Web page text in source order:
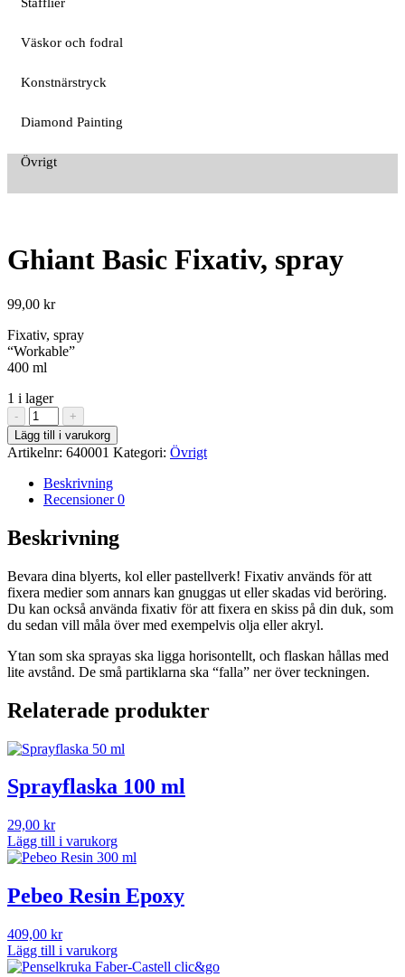
Väskor och fodral
Konstnärstryck
Diamond Painting
Övrigt
Ghiant Basic Fixativ, spray
99,00 kr
Fixativ, spray
“Workable”
400 ml
1 i lager
-
Ghiant
Basic
Fixativ,
spray
mängd
+
Lägg till i varukorg
Artikelnr: 640001 Kategori: Övrigt
Beskrivning
Recensioner0
Beskrivning
Bevara dina blyerts, kol eller pastellverk! Fixativ används för att
fixera medier som annars kan gnuggas ut eller skadas vid beröring.
Du kan också använda fixativ för att fixera en skiss på din duk, som
du sedan vill måla över med exempelvis olja eller akryl.
Ytan som ska sprayas ska ligga horisontellt, och flaskan hållas med
lite avstånd. De små partiklarna ska “falla” ner över teckningen.
Relaterade produkter
Sprayflaska 100 ml
29,00 kr
Lägg till i varukorg
Pebeo Resin Epoxy
409,00 kr
Lägg till i varukorg